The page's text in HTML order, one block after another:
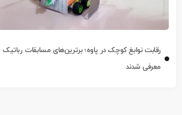
رقابت نوابغ کوچک در پاوه؛ برترین‌های مسابقات رباتیک
معرفی شدند